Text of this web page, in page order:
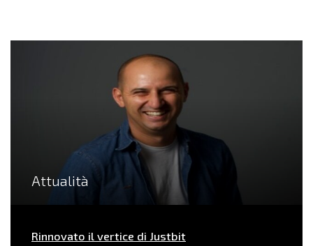
Attualità
Rinnovato il vertice di Justbit